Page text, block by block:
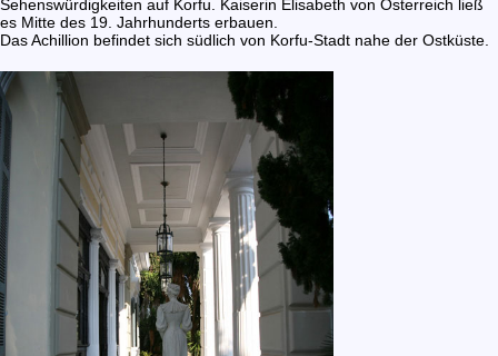
Sehenswürdigkeiten auf Korfu. Kaiserin Elisabeth von Österreich ließ
es Mitte des 19. Jahrhunderts erbauen.
Das Achillion befindet sich südlich von Korfu-Stadt nahe der Ostküste.